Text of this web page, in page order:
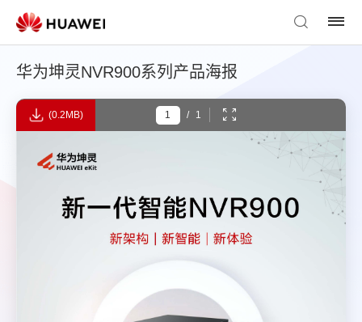
华为坤灵NVR900系列产品海报
(0.2MB) / 1